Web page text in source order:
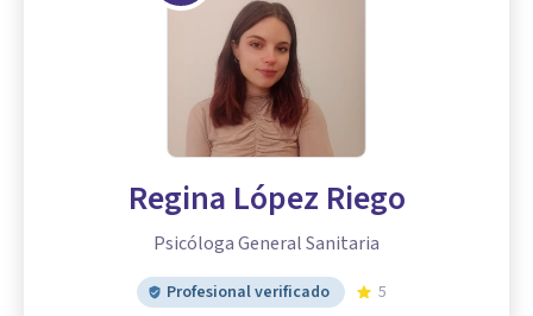
Regina López Riego
Psicóloga General Sanitaria
Profesional verificado
5